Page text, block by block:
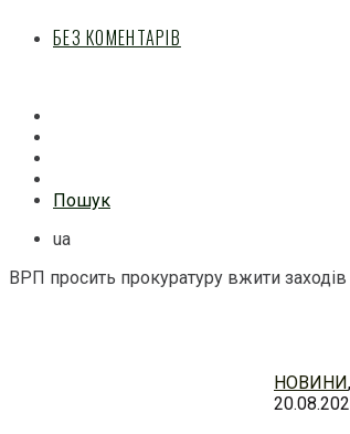
БЕЗ КОМЕНТАРІВ
Пошук
ua
ВРП просить прокуратуру вжити
НОВИНИ,